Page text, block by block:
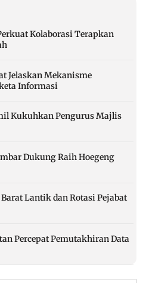
Kolaborasi Terapkan
Jelaskan Mekanisme
Informasi
Kukuhkan Pengurus Majlis
Dukung Raih Hoegeng
Lantik dan Rotasi Pejabat
Percepat Pemutakhiran Data